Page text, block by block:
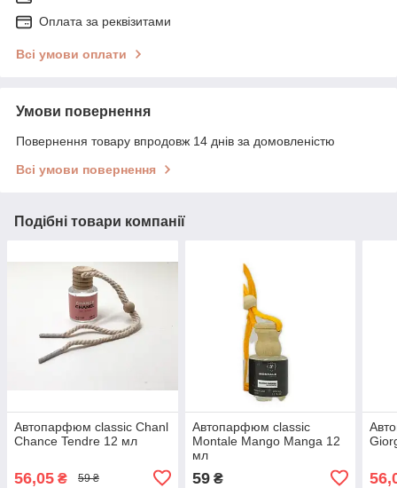
Оплата за реквізитами
Всі умови оплати
Умови повернення
Повернення товару впродовж 14 днів за домовленістю
Всі умови повернення
Подібні товари компанії
Автопарфюм classic Chanl
Chance Tendre 12 мл
56,05 ₴ 59 ₴
Автопарфюм classic
Montale Mango Manga 12
мл
59₴